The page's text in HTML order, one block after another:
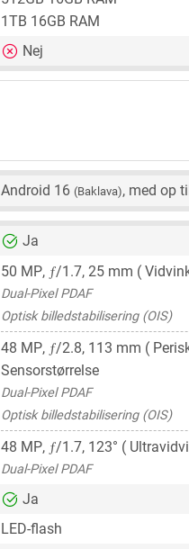
1TB 16GB RAM
Nej
Android 16 (Baklava), med op
Ja
50 MP, ƒ/1.7, 25 mm (
Dual-Pixel PDAF
Optisk billedstabilisering (OIS)
48 MP, ƒ/2.8, 113 mm (
Sensorstørrelse
Dual-Pixel PDAF
Optisk billedstabilisering (OIS)
48 MP, ƒ/1.7, 123° (
Dual-Pixel PDAF
Ja
LED-flash